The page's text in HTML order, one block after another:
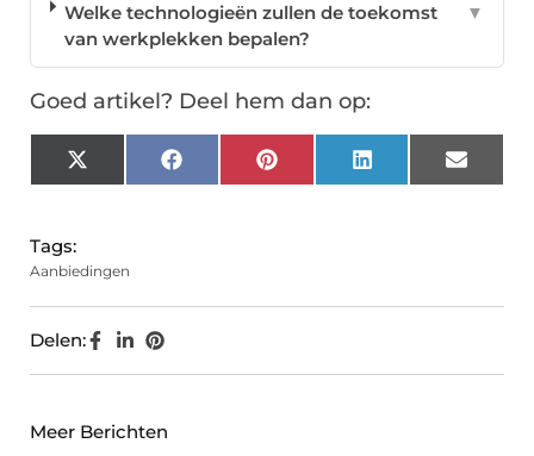
Welke technologieën zullen de toekomst
van werkplekken bepalen?
▼
Goed artikel? Deel hem dan op:
X
(Twitter)
FacebookPinterest LinkedIn Email
Tags:
Aanbiedingen
Delen:
Meer Berichten